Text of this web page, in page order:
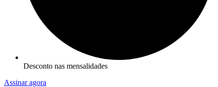
Desconto nas mensalidades
Assinar agora